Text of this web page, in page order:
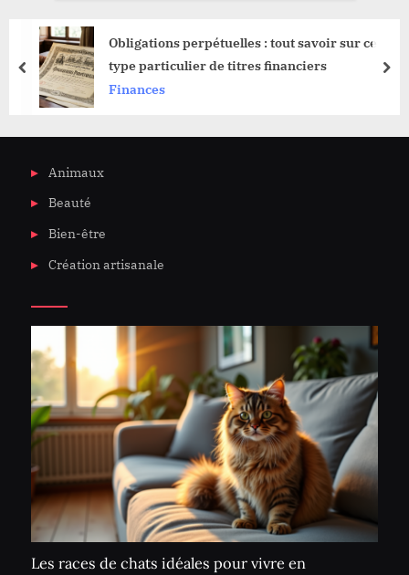
Obligations perpétuelles : tout savoir sur ce
type particulier de titres financiers
Finances
prev
Animaux
Beauté
Bien-être
Création artisanale
Les races de chats idéales pour vivre en